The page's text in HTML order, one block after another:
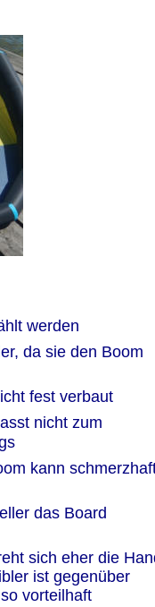
werden
da sie den Boom
fest verbaut
nicht zum
kann
das Board
sich eher die
ist gegenüber
vorteilhaft